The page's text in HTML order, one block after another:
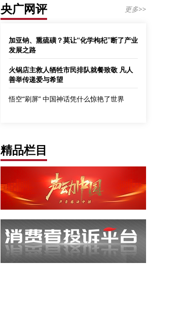
央广网评 更多>>
加亚钠、熏硫磺？莫让“化学枸杞”断了产业
发展之路
火锅店主救人牺牲市民排队就餐致敬 凡人
善举传递爱与希望
悟空“刷屏” 中国神话凭什么惊艳了世界
精品栏目